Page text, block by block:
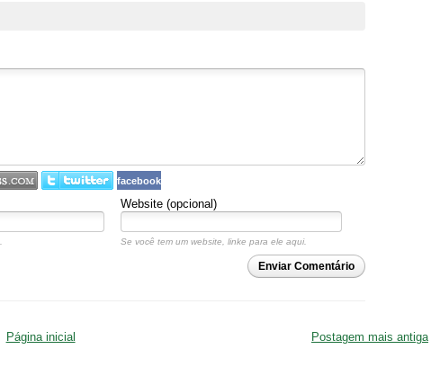
facebook
Website (opcional)
Se você tem um website, linke para ele aqui.
Enviar Comentário
Postagem mais antiga
Página inicial